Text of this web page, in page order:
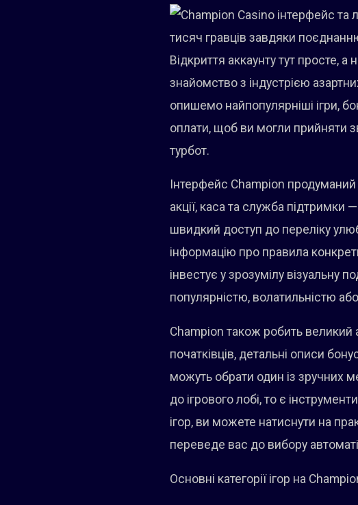
тисяч гравців завдяки
Відкриття аккаунту тут просте, а
знайомство з індустрією
опишемо найпопулярніші ігри,
оплати, щоб ви могли прийняти
турбот.
Інтерфейс Champion продуманий
акції, каса та служба підтримки
швидкий доступ до переліку
інформацію про правила
інвестує у зрозумілу візуальну
популярністю, волатильністю
Champion також робить великий
початківців, детальні описи
можуть обрати один із зручних
до ігрового лобі, то є
ігор, ви можете натиснути на
переведе вас до вибору
Основні категорії ігор на